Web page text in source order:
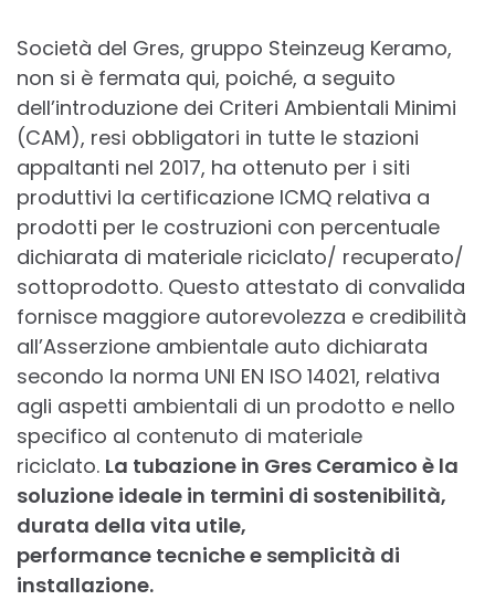
Società del Gres, gruppo Steinzeug Keramo,
non si è fermata qui, poiché, a seguito
dell’introduzione dei Criteri Ambientali Minimi
(CAM), resi obbligatori in tutte le stazioni
appaltanti nel 2017, ha ottenuto per i siti
produttivi la certificazione ICMQ relativa a
prodotti per le costruzioni con percentuale
dichiarata di materiale riciclato/ recuperato/
sottoprodotto. Questo attestato di convalida
fornisce maggiore autorevolezza e credibilità
all’Asserzione ambientale auto dichiarata
secondo la norma UNI EN ISO 14021, relativa
agli aspetti ambientali di un prodotto e nello
specifico al contenuto di materiale
riciclato. La tubazione in Gres Ceramico è la
soluzione ideale in termini di sostenibilità,
durata della vita utile,
performance tecniche e semplicità di
installazione.